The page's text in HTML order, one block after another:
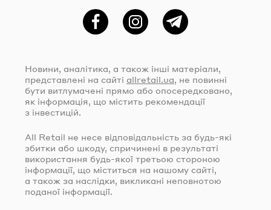
ФейсбукInstagramTelegram
Новини, аналітика, а також інші матеріали,
представлені на сайті allretail.ua, не повинні
бути витлумачені прямо або опосередковано,
як інформація, що містить рекомендації
з інвестицій.
All Retail не несе відповідальність за будь-які
збитки або шкоду, спричинені в результаті
використання будь-якої третьою стороною
інформації, що міститься на нашому сайті,
а також за наслідки, викликані неповнотою
поданої інформації.